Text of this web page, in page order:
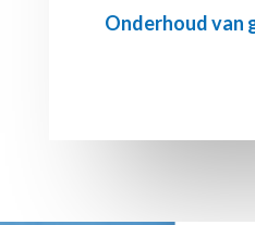
Onderhoud van